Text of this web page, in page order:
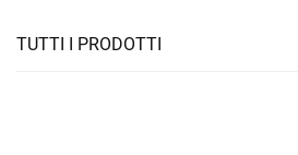
TUTTI I PRODOTTI